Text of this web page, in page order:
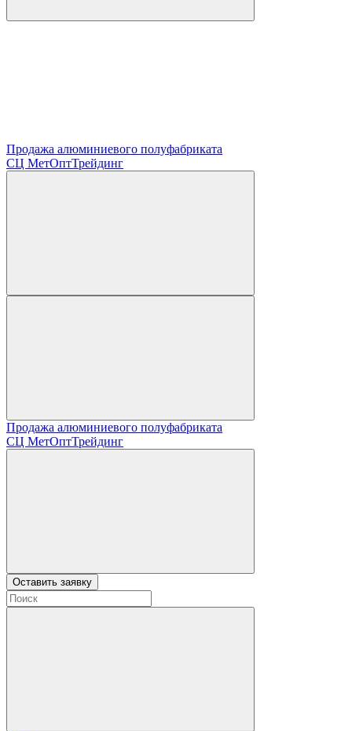
Продажа алюминиевого полуфабриката
СЦ МетОптТрейдинг
Продажа алюминиевого полуфабриката
СЦ МетОптТрейдинг
Оставить заявку